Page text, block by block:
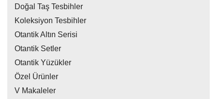
Doğal Taş Tesbihler
Koleksiyon Tesbihler
Otantik Altın Serisi
Otantik Setler
Otantik Yüzükler
Özel Ürünler
V Makaleler